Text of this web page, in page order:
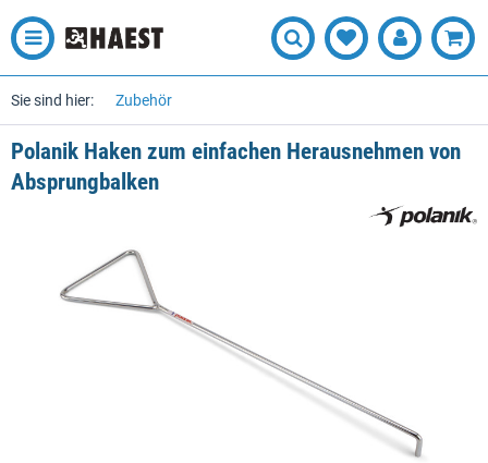
Sie sind hier: Zubehör
Polanik Haken zum einfachen Herausnehmen von
Absprungbalken